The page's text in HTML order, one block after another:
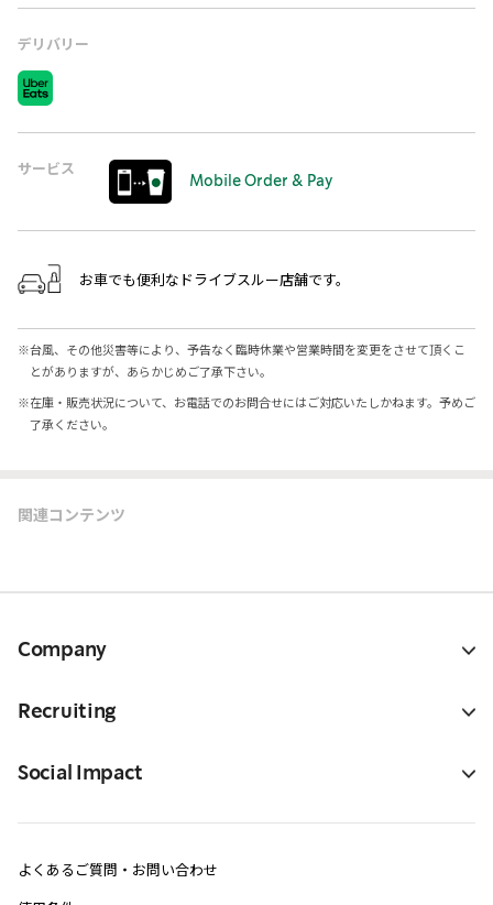
デリバリー
サービス
Mobile Order & Pay
お車でも便利なドライブスルー店舗です。
※台風、その他災害等により、予告なく臨時休業や営業時間を変更をさせて頂くこ
とがありますが、あらかじめご了承下さい。
※在庫・販売状況について、お電話でのお問合せにはご対応いたしかねます。予めご
了承ください。
関連コンテンツ
Company
Recruiting
Social Impact
よくあるご質問・お問い合わせ